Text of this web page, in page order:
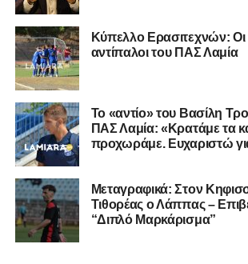
Κύπελλο Ερασιτεχνών: Οι
αντίπαλοι του ΠΑΣ Λαμία
Το «αντίο» του Βασίλη
ΠΑΣ Λαμία: «Κρατάμε τα
προχωράμε. Ευχαριστώ
Μεταγραφικά: Στον
Τιθορέας ο Λάππας –
“Διπλό Μαρκάρισμα”